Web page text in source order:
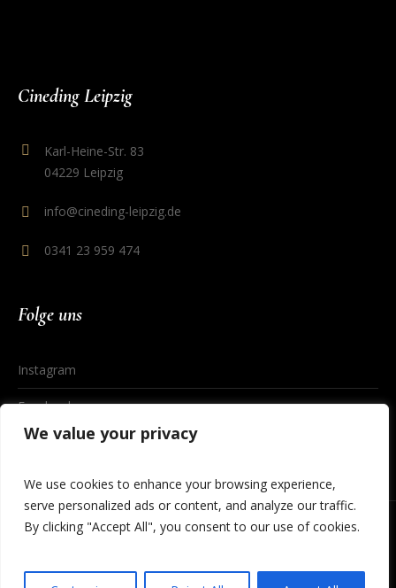
We value your privacy
We use cookies to enhance your browsing experience,
serve personalized ads or content, and analyze our traffic.
By clicking "Accept All", you consent to our use of cookies.
Cineding Leipzig
Karl-Heine-Str. 83
04229 Leipzig
info@cineding-leipzig.de
0341 23 959 474
Folge uns
Instagram
Facebook
Datenschutzerklärung/ © 2023 Cineding Leipzig